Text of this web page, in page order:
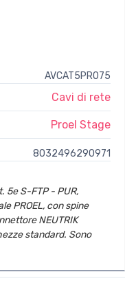
AVCAT5PRO75
Cavi di rete
Proel Stage
8032496290971
5e S-FTP - PUR,
PROEL, con spine
NEUTRIK
standard. Sono